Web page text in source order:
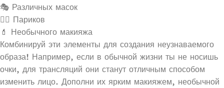
🎭 Различных масок
👱‍♀️ Париков
💄 Необычного макияжа
Комбинируй эти элементы для создания неузнаваемого
образа! Например, если в обычной жизни ты не носишь
очки, для трансляций они станут отличным способом
изменить лицо. Дополни их ярким макияжем, необычной